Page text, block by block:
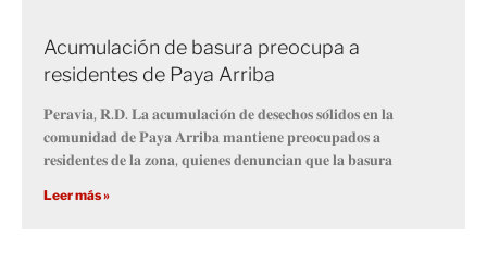
Acumulación de basura preocupa a
residentes de Paya Arriba
𝐏𝐞𝐫𝐚𝐯𝐢𝐚, 𝐑.𝐃. 𝐋𝐚 𝐚𝐜𝐮𝐦𝐮𝐥𝐚𝐜𝐢𝐨́𝐧 𝐝𝐞 𝐝𝐞𝐬𝐞𝐜𝐡𝐨𝐬 𝐬𝐨́𝐥𝐢𝐝𝐨𝐬 𝐞𝐧 𝐥𝐚
𝐜𝐨𝐦𝐮𝐧𝐢𝐝𝐚𝐝 𝐝𝐞 𝐏𝐚𝐲𝐚 𝐀𝐫𝐫𝐢𝐛𝐚 𝐦𝐚𝐧𝐭𝐢𝐞𝐧𝐞 𝐩𝐫𝐞𝐨𝐜𝐮𝐩𝐚𝐝𝐨𝐬 𝐚
𝐫𝐞𝐬𝐢𝐝𝐞𝐧𝐭𝐞𝐬 𝐝𝐞 𝐥𝐚 𝐳𝐨𝐧𝐚, 𝐪𝐮𝐢𝐞𝐧𝐞𝐬 𝐝𝐞𝐧𝐮𝐧𝐜𝐢𝐚𝐧 𝐪𝐮𝐞 𝐥𝐚 𝐛𝐚𝐬𝐮𝐫𝐚
Leer más »